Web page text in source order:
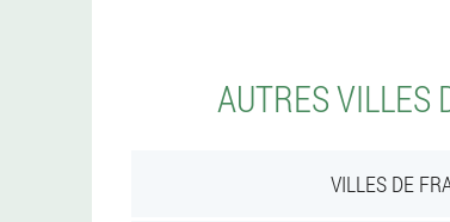
AUTRES VILLES
VILLES DE